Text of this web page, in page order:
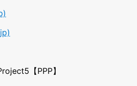
【PPP】